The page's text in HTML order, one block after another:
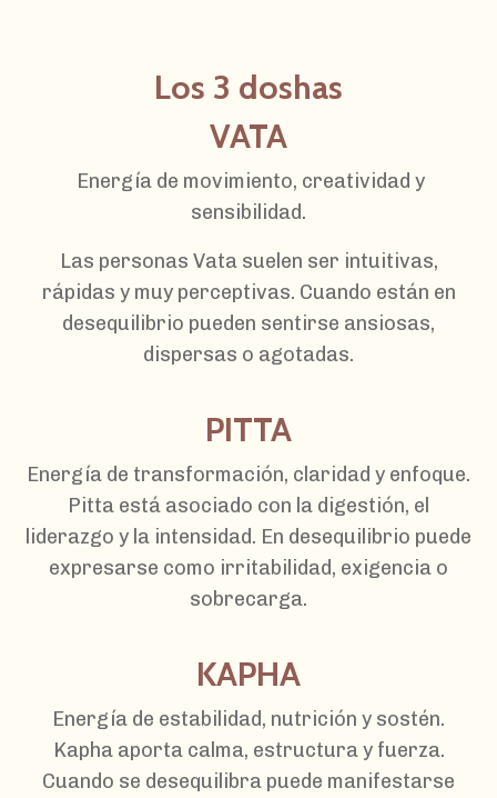
Los 3 doshas
VATA
Energía de movimiento, creatividad y
sensibilidad.
Las personas Vata suelen ser intuitivas,
rápidas y muy perceptivas. Cuando están en
desequilibrio pueden sentirse ansiosas,
dispersas o agotadas.
PITTA
Energía de transformación, claridad y enfoque.
Pitta está asociado con la digestión, el
liderazgo y la intensidad. En desequilibrio puede
expresarse como irritabilidad, exigencia o
sobrecarga.
KAPHA
Energía de estabilidad, nutrición y sostén.
Kapha aporta calma, estructura y fuerza.
Cuando se desequilibra puede manifestarse